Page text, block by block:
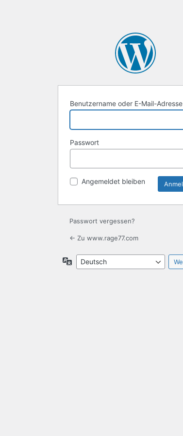
Benutzername oder E-Mail-Adresse
Passwort
Angemeldet bleiben
Passwort vergessen?
← Zu www.rage77.com
Sprache